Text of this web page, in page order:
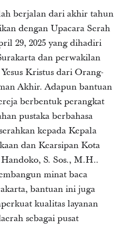
berjalan dari akhir tahun
dengan Upacara Serah
29, 2025 yang dihadiri
dan perwakilan
Yesus Kristus dari Orang-
Akhir. Adapun bantuan
berbentuk perangkat
pustaka berbahasa
kepada Kepala
dan Kearsipan Kota
S. Sos., M.H..
minat baca
bantuan ini juga
kualitas layanan
sebagai pusat